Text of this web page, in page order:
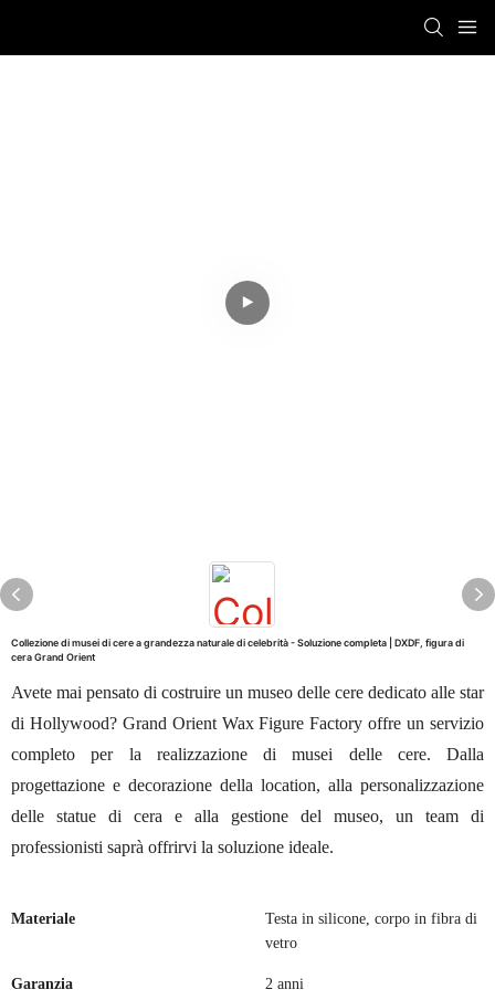
Collezione di musei di cere a grandezza naturale di celebrità - Soluzione completa | DXDF, figura di
cera Grand Orient
Avete mai pensato di costruire un museo delle cere dedicato alle star
di Hollywood? Grand Orient Wax Figure Factory offre un servizio
completo per la realizzazione di musei delle cere. Dalla
progettazione e decorazione della location, alla personalizzazione
delle statue di cera e alla gestione del museo, un team di
professionisti saprà offrirvi la soluzione ideale.
Materiale
Testa in silicone, corpo in fibra di
vetro
Garanzia 2 anni